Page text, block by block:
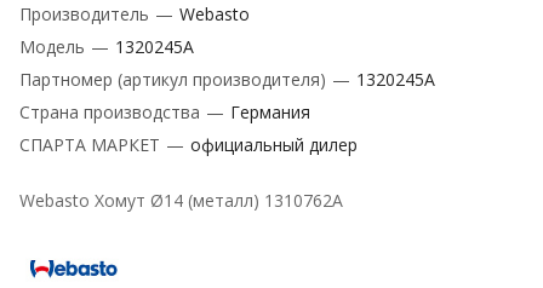
Производитель — Webasto
Модель — 1320245A
Партномер (артикул производителя) — 1320245A
Страна производства — Германия
СПАРТА МАРКЕТ — официальный дилер
Webasto Хомут Ø14 (металл) 1310762A